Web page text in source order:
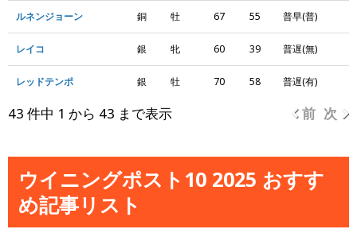
ルネンジョーン 銅 牡 67 55 普早(普)
レイコ 銀 牝 60 39 普遅(無)
レッドテンポ 銀 牡 70 58 普遅(有)
43 件中 1 から 43 まで表示 前 次
ウイニングポスト10 2025 おすす
め記事リスト